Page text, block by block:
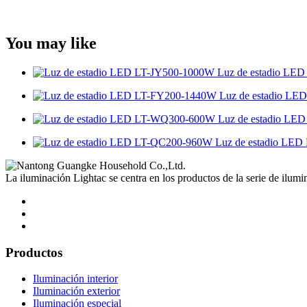
You may like
Luz de estadio
Luz de estadio
Luz de estadio
Luz de estadio
La iluminación Lightac se centra en los productos de la serie de
Productos
Iluminación interior
Iluminación exterior
Iluminación especial